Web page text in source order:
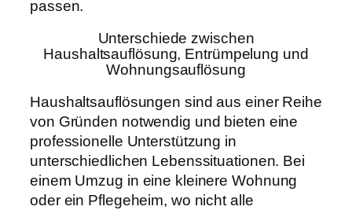
passen.
Unterschiede zwischen
Haushaltsauflösung, Entrümpelung und
Wohnungsauflösung
Haushaltsauflösungen sind aus einer Reihe
von Gründen notwendig und bieten eine
professionelle Unterstützung in
unterschiedlichen Lebenssituationen. Bei
einem Umzug in eine kleinere Wohnung
oder ein Pflegeheim, wo nicht alle